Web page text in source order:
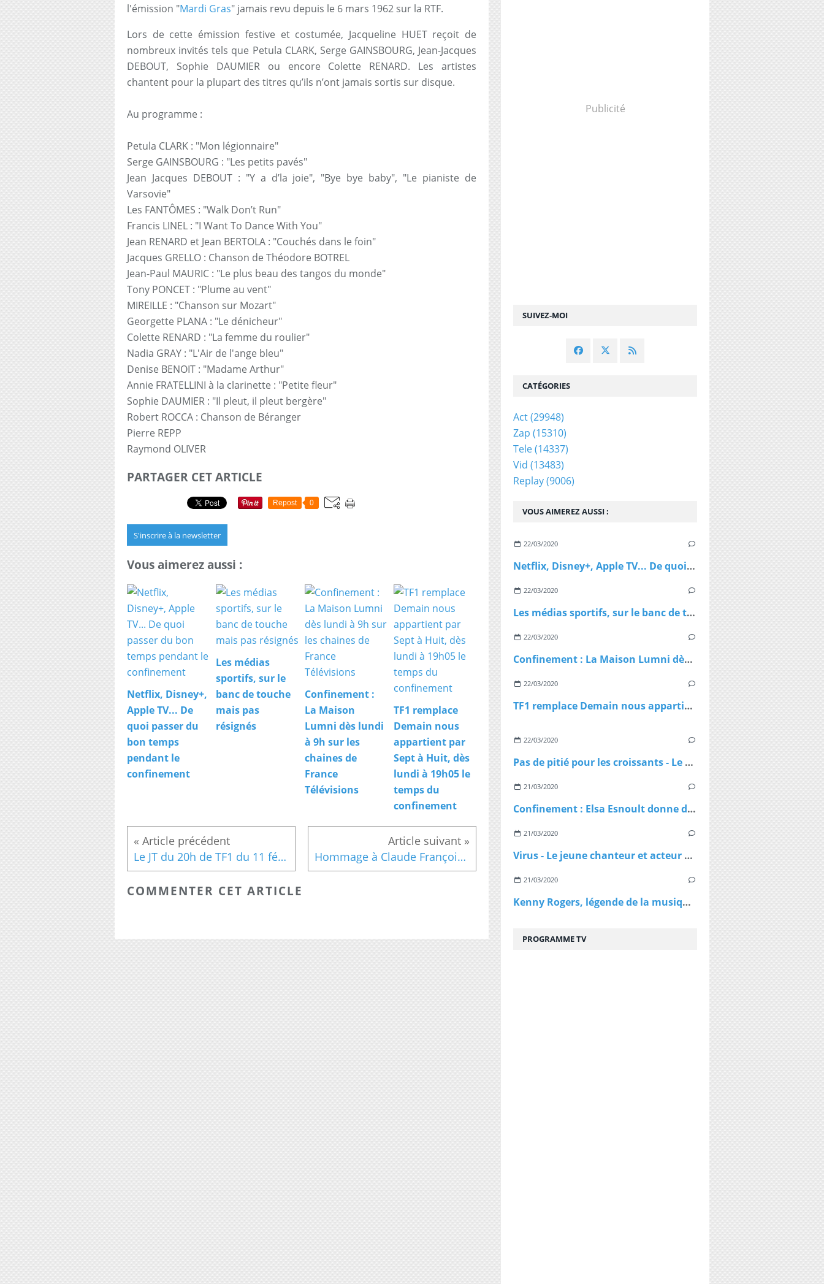
l'émission "Mardi Gras" jamais revu depuis le 6 mars 1962 sur la RTF.
Lors de cette émission festive et costumée, Jacqueline HUET reçoit de
nombreux invités tels que Petula CLARK, Serge GAINSBOURG, Jean-Jacques
DEBOUT, Sophie DAUMIER ou encore Colette RENARD. Les artistes
chantent pour la plupart des titres qu’ils n’ont jamais sortis sur disque.
Au programme :
Petula CLARK : "Mon légionnaire"
Serge GAINSBOURG : "Les petits pavés"
Jean Jacques DEBOUT : "Y a d’la joie", "Bye bye baby", "Le pianiste de
Varsovie"
Les FANTÔMES : "Walk Don’t Run"
Francis LINEL : "I Want To Dance With You"
Jean RENARD et Jean BERTOLA : "Couchés dans le foin"
Jacques GRELLO : Chanson de Théodore BOTREL
Jean-Paul MAURIC : "Le plus beau des tangos du monde"
Tony PONCET : "Plume au vent"
MIREILLE : "Chanson sur Mozart"
Georgette PLANA : "Le dénicheur"
Colette RENARD : "La femme du roulier"
Nadia GRAY : "L'Air de l'ange bleu"
Denise BENOIT : "Madame Arthur"
Annie FRATELLINI à la clarinette : "Petite fleur"
Sophie DAUMIER : "Il pleut, il pleut bergère"
Robert ROCCA : Chanson de Béranger
Pierre REPP
Raymond OLIVER
PARTAGER CET ARTICLE
Repost 0
S'inscrire à la newsletter
Vous aimerez aussi :
Netflix, Disney+,
Apple TV... De
quoi passer du
bon temps
pendant le
confinement
Les médias
sportifs, sur le
banc de touche
mais pas
résignés
Confinement :
La Maison
Lumni dès lundi
à 9h sur les
chaines de
France
Télévisions
TF1 remplace
Demain nous
appartient par
Sept à Huit, dès
lundi à 19h05 le
temps du
confinement
Le JT du 20h de TF1 du 11 février Hommage à Claude François : TV Melody rediffusera le dimanche 10 mars à 20h40, "D'hier et d'aujourd'hui" datant de 1970
COMMENTER CET ARTICLE
SUIVEZ-MOI
Publicité
VOUS AIMEREZ AUSSI :
22/03/2020
Netflix, Disney+, Apple TV... De quoi passer du bon temps pendant le confinement
22/03/2020
Les médias sportifs, sur le banc de touche mais pas résignés
22/03/2020
Confinement : La Maison Lumni dès lundi à 9h sur les chaines de France Télévisions
22/03/2020
TF1 remplace Demain nous appartient par Sept à Huit, dès lundi à 19h05 le temps du confinement
22/03/2020
Pas de pitié pour les croissants - Le croissant pirate
21/03/2020
Confinement : Elsa Esnoult donne de ses nouvelles dans une longue vidéo Facebook Live
21/03/2020
Virus - Le jeune chanteur et acteur Lenni Kim annonce être positif au coronavirus ainsi que sa maman après un test fait au Canada
21/03/2020
Kenny Rogers, légende de la musique country, est décédé à 81 ans
CATÉGORIES
Act(29948)
Zap (15310)
Tele(14337)
Vid (13483)
Replay(9006)
PROGRAMME TV